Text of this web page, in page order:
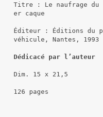
Titre : Le naufrage du
er caque
Éditeur : Éditions du
véhicule, Nantes, 1993
Dédicacé par l’auteur
Dim. 15 x 21,5
126 pages